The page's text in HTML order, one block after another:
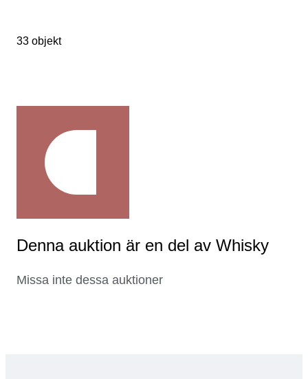
33 objekt
Denna auktion är en del av Whisky
Missa inte dessa auktioner